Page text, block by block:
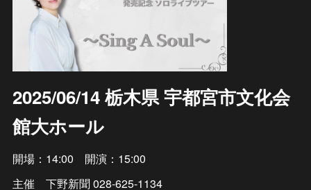
2025/06/14 栃木県 宇都宮市文化会
館大ホール
開場：14:00 開演：15:00
主催 下野新聞 028-625-1134